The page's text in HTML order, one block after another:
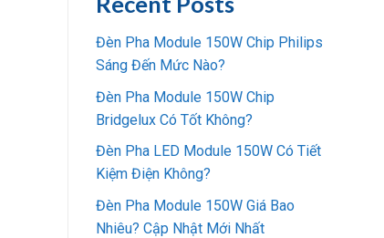
Đèn Pha Module 150W Chip Philips
Sáng Đến Mức Nào?
Đèn Pha Module 150W Chip
Bridgelux Có Tốt Không?
Đèn Pha LED Module 150W Có Tiết
Kiệm Điện Không?
Đèn Pha Module 150W Giá Bao
Nhiêu? Cập Nhật Mới Nhất